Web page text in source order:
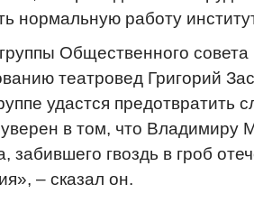
нормальную работу
Общественного
театровед Григорий
удастся предотвратить
в том, что Владимиру
забившего гвоздь в гроб
– сказал он.